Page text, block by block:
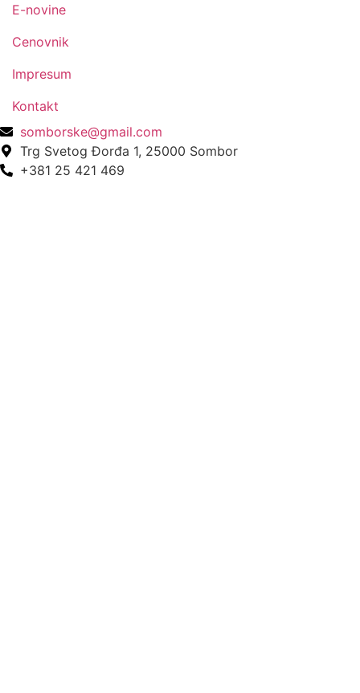
E-novine
Cenovnik
Impresum
Kontakt
somborske@gmail.com
Trg Svetog Đorđa 1, 25000 Sombor
+381 25 421 469